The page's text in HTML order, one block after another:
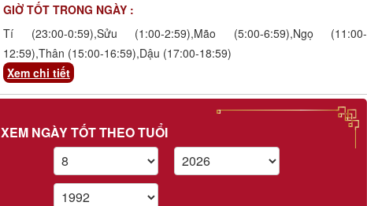
GIỜ TỐT TRONG NGÀY :
Tí (23:00-0:59),Sửu (1:00-2:59),Mão (5:00-6:59),Ngọ (11:00-
12:59),Thân (15:00-16:59),Dậu (17:00-18:59)
Xem chi tiết
XEM NGÀY TỐT THEO TUỔI